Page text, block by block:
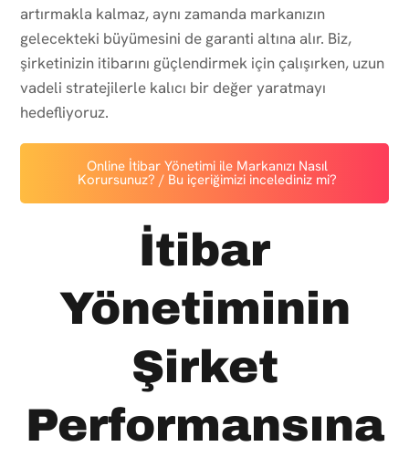
artırmakla kalmaz, aynı zamanda markanızın
gelecekteki büyümesini de garanti altına alır. Biz,
şirketinizin itibarını güçlendirmek için çalışırken, uzun
vadeli stratejilerle kalıcı bir değer yaratmayı
hedefliyoruz.
Online İtibar Yönetimi ile Markanızı Nasıl
Korursunuz? / Bu içeriğimizi incelediniz mi?
İtibar
Yönetiminin
Şirket
Performansına